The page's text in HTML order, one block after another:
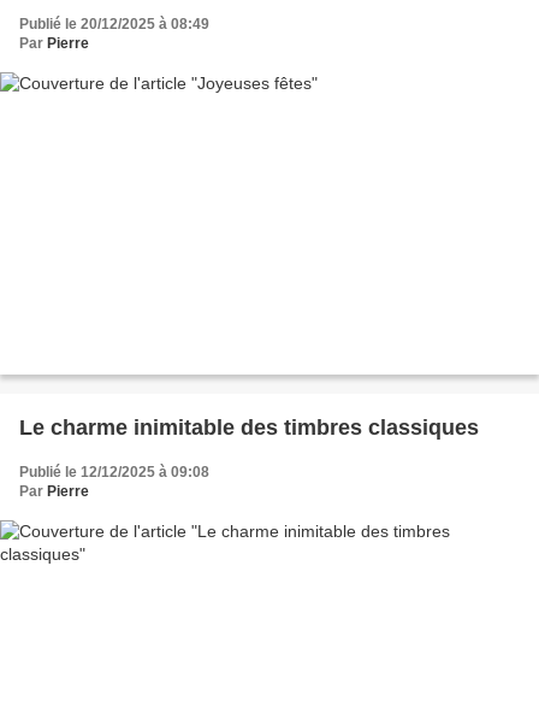
Publié le 20/12/2025 à 08:49
Par Pierre
Le charme inimitable des timbres classiques
Publié le 12/12/2025 à 09:08
Par Pierre